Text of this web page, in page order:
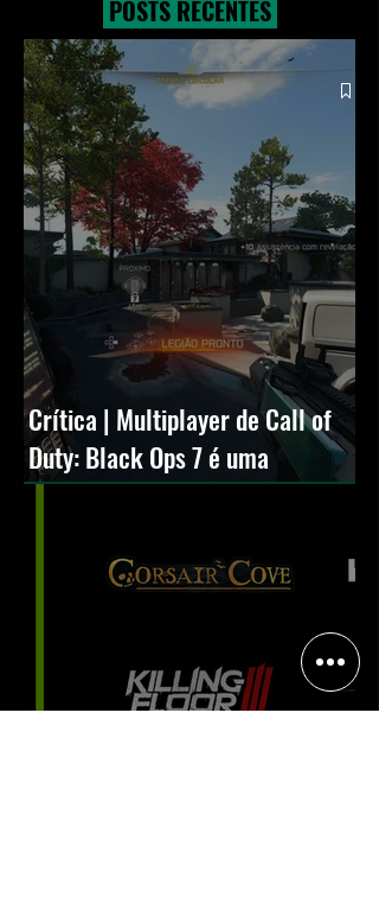
grandes lançamentos
POSTS RECENTES
Crítica | Multiplayer de Call of
Duty: Black Ops 7 é uma
experiência positiva, divertida e